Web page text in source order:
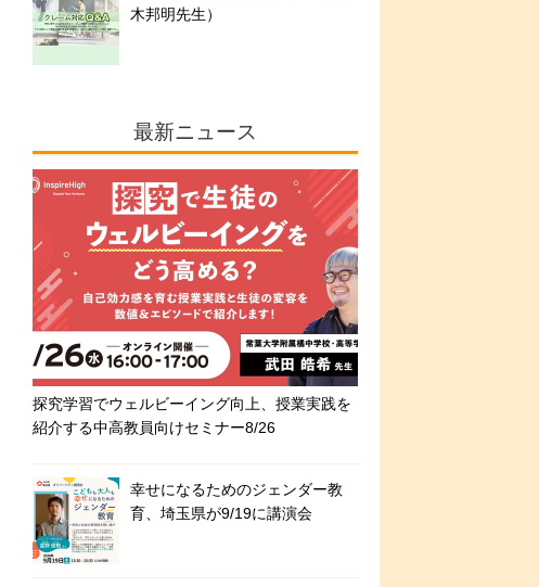
木邦明先生）
最新ニュース
探究学習でウェルビーイング向上、授業実践を
紹介する中高教員向けセミナー8/26
幸せになるためのジェンダー教
育、埼玉県が9/19に講演会